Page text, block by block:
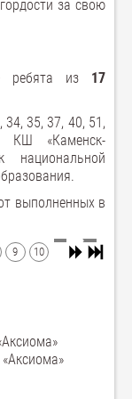
за свою
ребята из 17
35, 37, 40, 51,
КШ «Каменск-
национальной
выполненных в
9 10